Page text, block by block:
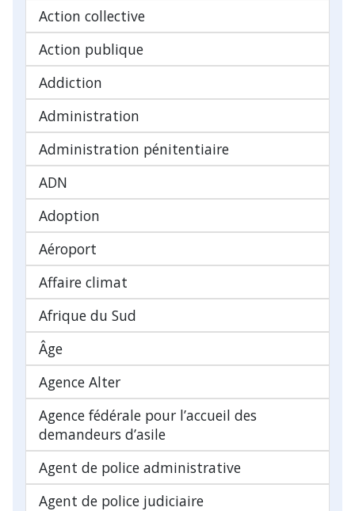
Action collective
Action publique
Addiction
Administration
Administration pénitentiaire
ADN
Adoption
Aéroport
Affaire climat
Afrique du Sud
Âge
Agence Alter
Agence fédérale pour l’accueil des
demandeurs d’asile
Agent de police administrative
Agent de police judiciaire